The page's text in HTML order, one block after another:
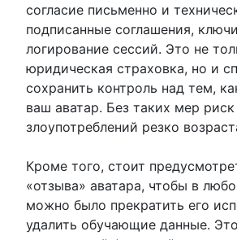
согласие письменно и
подписанные соглашения,
логирование сессий. Это не
юридическая страховка, но и
сохранить контроль над тем,
ваш аватар. Без таких мер риск
злоупотреблений резко
Кроме того, стоит
«отзыва» аватара, чтобы в
можно было прекратить его
удалить обучающие данные.